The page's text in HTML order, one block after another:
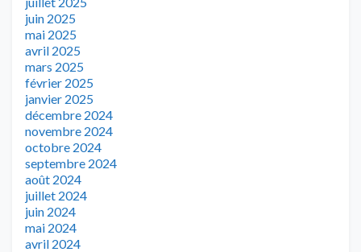
juin 2025
mai 2025
avril 2025
mars 2025
février 2025
janvier 2025
décembre 2024
novembre 2024
octobre 2024
septembre 2024
août 2024
juillet 2024
juin 2024
mai 2024
avril 2024